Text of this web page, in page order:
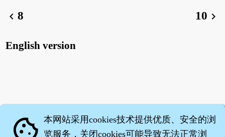
chevron_left8 10 chevron_right
English version
cookie 本网站采用cookies技术提供优质、安全的浏
览服务，关闭cookies可能导致无法正常浏